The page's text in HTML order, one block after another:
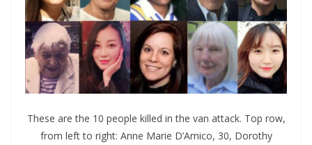
These are the 10 people killed in the van attack. Top row,
from left to right: Anne Marie D’Amico, 30, Dorothy